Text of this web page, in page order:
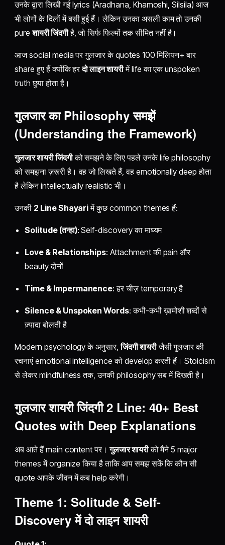
उनके द्वारा लिखी गई lyrics (Aradhana, Khamoshi, Silsila) आज
भी लोगों के दिलों में बसी हुई हैं। लेकिन उनका असली काम तो उनकी
pureशायरी जिंदगीहै, जो सिर्फ फिल्मों तक सीमित नहीं है।
आज social media पर गुलजार के quotes 100 मिलियन+ बार
share हुए हैं क्योंकि हरदो लाइन शायरीमें life का एक unspoken
truth छुपा होता है।
गुलजार का Philosophy समझें
(Understanding the Framework)
गुलजार शायरी जिंदगीको समझने के लिए पहले उनके life philosophy
को समझना ज़रूरी है। वह जो लिखते हैं, वह emotionally deep होता
है लेकिन intellectually realistic भी।
उनकी 2 Line Shayariमें कुछ common themes हैं:
Solitude (तन्हा): Self-discovery का माध्यम
Love & Relationships: Attachment की pain और
beauty दोनों
Time & Impermanence: हर चीज़ temporary है
Silence & Unspoken Words: कभी-कभी ख़ामोशी शब्दों से
ज़्यादा बोलती है
Modern psychology के अनुसार,जिंदगी शायरीजैसी गुलजार की
रचनाएं emotional intelligence को develop करती हैं। Stoicism
से लेकर mindfulness तक, उनकी philosophy सब में दिखती है।
गुलजार शायरी जिंदगी 2 Line: 40+ Best
Quotes with Deep Explanations
अब आते हैं main content पर।गुलजार शायरीको मैंने 5 major
themes में organize किया है ताकि आप समझ सकें कि कौन सी
quote आपके जीवन में कब help करेगी।
Theme 1: Solitude & Self-
Discovery मेंदो लाइन शायरी